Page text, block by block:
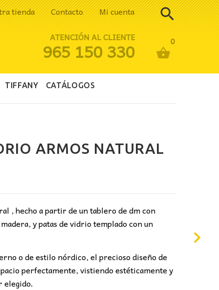
tienda Contacto Mi cuenta
0
ATENCIÓN AL CLIENTE
965 150 330
TIFFANY CATÁLOGOS
ARMOS NATURAL
, hecho a partir de un tablero de dm con
y patas de vidrio templado con un
o de estilo nórdico, el precioso diseño de
perfectamente, vistiendo estéticamente y
elegido.